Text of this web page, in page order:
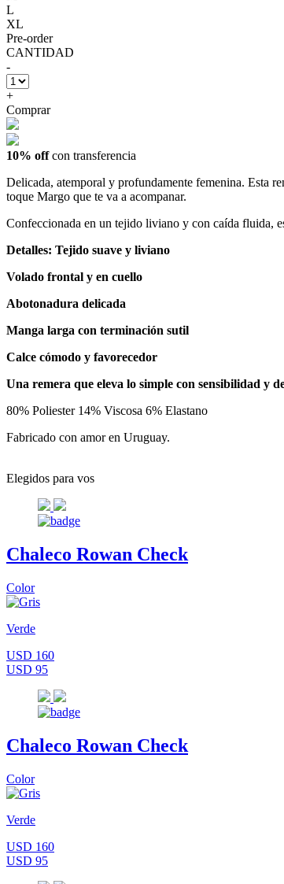
L
XL
Pre-order
CANTIDAD
-
+
Comprar
10% offcon transferencia
Delicada, atemporal y profundamente femenina. Esta
toque Margo que te va a acompanar.
Confeccionada en un tejido liviano y con caída fluida,
Detalles: Tejido suave y liviano
Volado frontal y en cuello
Abotonadura delicada
Manga larga con terminación sutil
Calce cómodo y favorecedor
Una remera que eleva lo simple con sensibilidad y
80% Poliester 14% Viscosa 6% Elastano
Fabricado con amor en Uruguay.
Elegidos para vos
Chaleco Rowan Check
Color
Verde
USD 160
USD 95
Chaleco Rowan Check
Color
Verde
USD 160
USD 95